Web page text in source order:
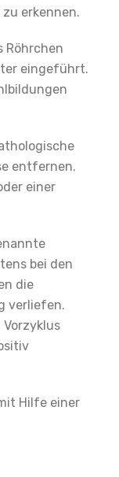
erkennen.
Röhrchen
eingeführt.
entfernen.
einer
bei den
die
verliefen.
Hilfe einer